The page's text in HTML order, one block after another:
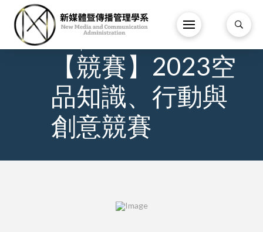
1 /
【競賽】2023空
品知識、行動與
創意競賽